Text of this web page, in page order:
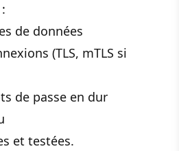
de données
(TLS, mTLS si
de passe en dur
et testées.